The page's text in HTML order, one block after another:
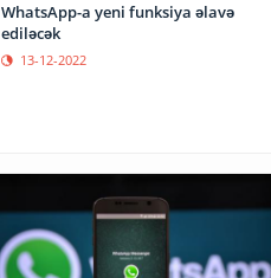
WhatsApp-a yeni funksiya əlavə
ediləcək
13-12-2022